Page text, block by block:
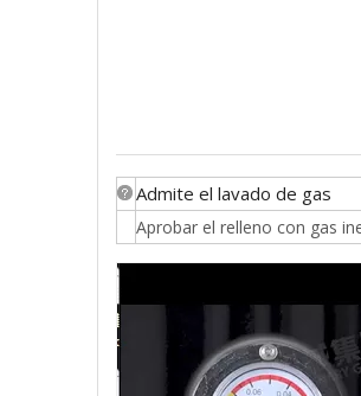
Admite el lavado de gas
Aprobar el relleno con gas